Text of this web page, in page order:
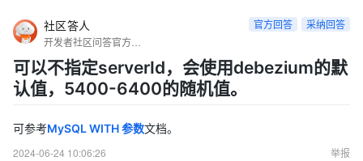
社区答人 官方回答 采纳回答
可以不指定serverId，会使用debezium的默
认值，5400-6400的随机值。
可参考MySQL WITH 参数文档。
2024-06-24 10:06:26
举报